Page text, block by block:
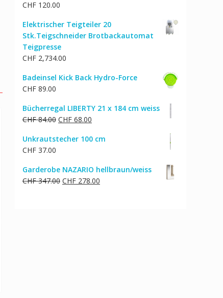
CHF 120.00
Elektrischer Teigteiler 20
Stk.Teigschneider Brotbackautomat
Teigpresse
CHF 2,734.00
Badeinsel Kick Back Hydro-Force
CHF 89.00
Bücherregal LIBERTY 21 x 184 cm weiss
CHF84.00 Ursprünglicher
war:
CHF 68.00
ist:
Unkrautstecher 100 cm
CHF 37.00
Garderobe NAZARIO hellbraun/weiss
CHF347.00 Ursprünglicher
CHF 278.00